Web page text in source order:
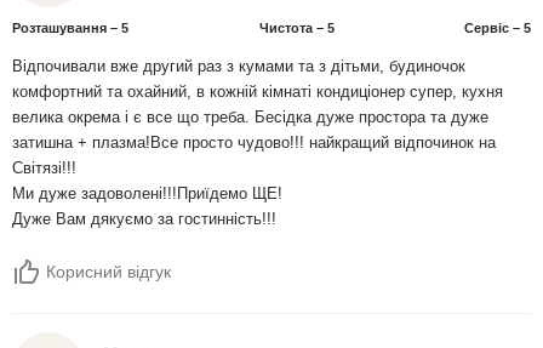
Розташування – 5 Чистота – 5 Сервіс – 5
Відпочивали вже другий раз з кумами та з дітьми, будиночок
комфортний та охайний, в кожній кімнаті кондиціонер супер, кухня
велика окрема і є все що треба. Бесідка дуже простора та дуже
затишна + плазма!Все просто чудово!!! найкращий відпочинок на
Світязі!!!
Ми дуже задоволені!!!Приїдемо ЩЕ!
Дуже Вам дякуємо за гостинність!!!
Корисний відгук